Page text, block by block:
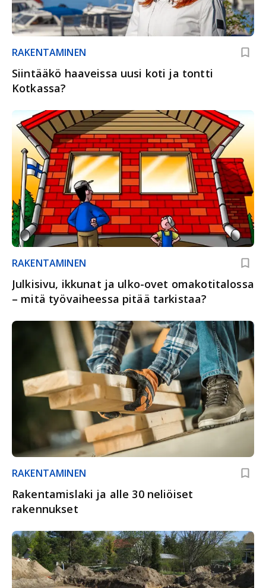
RAKENTAMINEN
Siintääkö haaveissa uusi koti ja tontti
Kotkassa?
RAKENTAMINEN
Julkisivu, ikkunat ja ulko-ovet omakotitalossa
– mitä työvaiheessa pitää tarkistaa?
RAKENTAMINEN
Rakentamislaki ja alle 30 neliöiset
rakennukset